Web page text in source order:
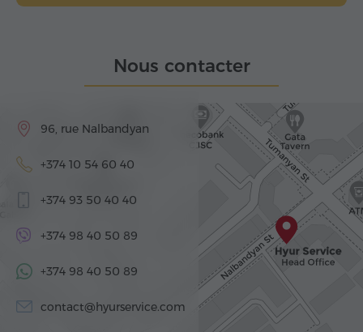
Nous contacter
96, rue Nalbandyan
+374 10 54 60 40
+374 93 50 40 40
+374 98 40 50 89
+374 98 40 50 89
contact@hyurservice.com